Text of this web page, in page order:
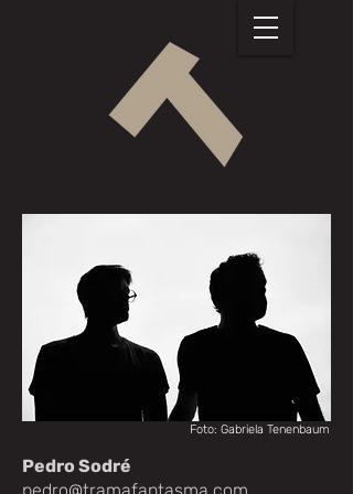
Foto: Gabriela Tenenbaum
Pedro Sodré